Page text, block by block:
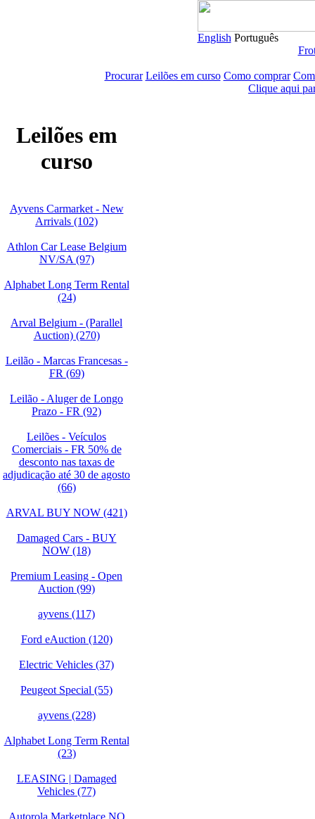
English Português
Procurar Leilões em curso Como comprar
Clique aqui
Leilões em
curso
Ayvens Carmarket - New
Arrivals (102)
Athlon Car Lease Belgium
NV/SA (97)
Alphabet Long Term Rental
(24)
Arval Belgium - (Parallel
Auction) (270)
Leilão - Marcas Francesas -
FR (69)
Leilão - Aluger de Longo
Prazo - FR (92)
Leilões - Veículos
Comerciais - FR 50% de
desconto nas taxas de
adjudicação até 30 de agosto
(66)
ARVAL BUY NOW (421)
Damaged Cars - BUY
NOW (18)
Premium Leasing - Open
Auction (99)
ayvens (117)
Ford eAuction (120)
Electric Vehicles (37)
Peugeot Special (55)
ayvens (228)
Alphabet Long Term Rental
(23)
LEASING | Damaged
Vehicles (77)
Autorola Marketplace NO